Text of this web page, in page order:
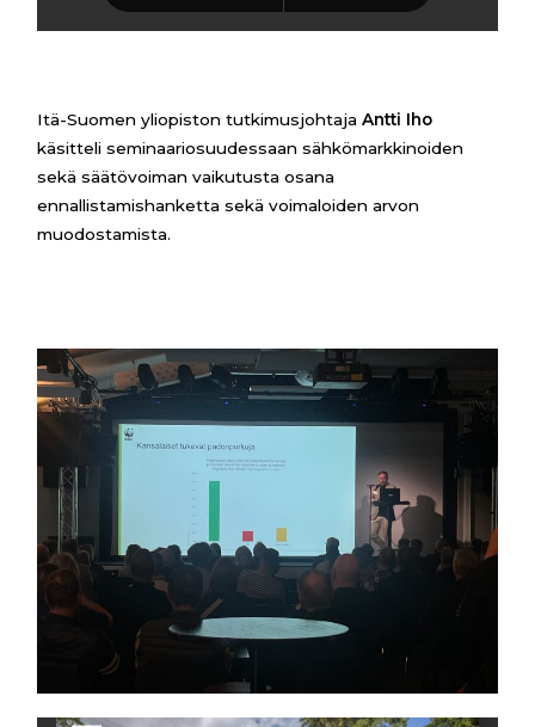
Itä-Suomen yliopiston tutkimusjohtajaAntti Iho
käsitteli seminaariosuudessaan sähkömarkkinoiden
sekä säätövoiman vaikutusta osana
ennallistamishanketta sekä voimaloiden arvon
muodostamista.